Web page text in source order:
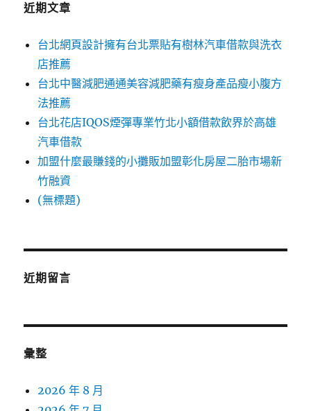
近期文章
台北網頁設計擁有台北票貼有樹林汽車借款與洗衣
店推薦
台北中醫減肥通通美容減肥藥有瘦身產品瘦小腹方
法推薦
台北花店IQOS煙彈專業竹北小額借款飲界於高雄
汽車借款
加盟什麼最賺錢的小攤販加盟彰化房屋二胎市場新
竹融資
(無標題)
近期留言
彙整
2026 年 8 月